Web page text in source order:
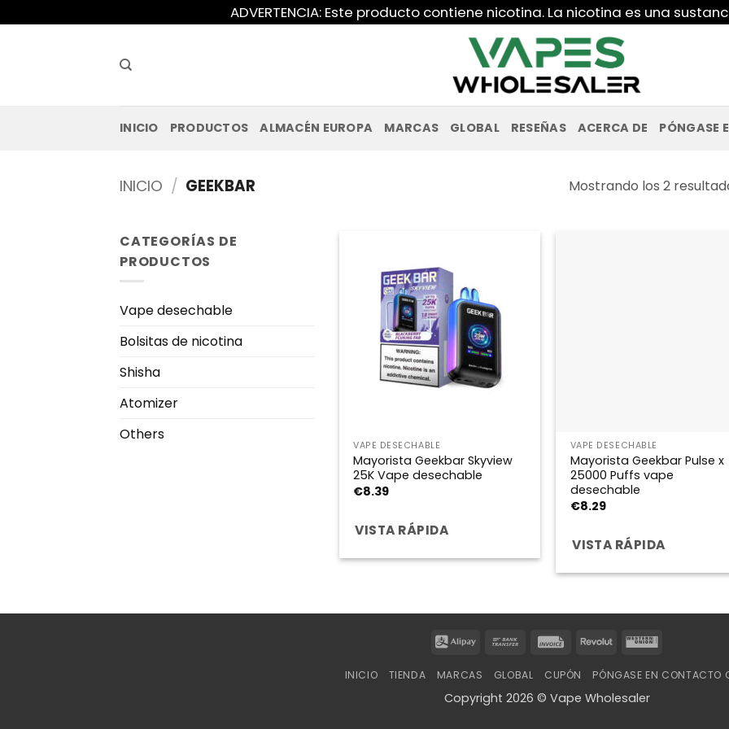
al
ADVERTENCIA: Este producto contiene nicotina. La nicotina es una
INICIO PRODUCTOS ALMACÉN EUROPA MARCAS GLOBAL RESEÑAS ACERCA DE PÓNGASE
INICIO / GEEKBAR Mostrando los 2
CATEGORÍAS DE
PRODUCTOS
Vape desechable
Bolsitas de nicotina
Shisha
Atomizer
Others
VAPE DESECHABLE
Mayorista Geekbar Skyview
25K Vape desechable
€8.39
VISTA RÁPIDA
VAPE DESECHABLE
Mayorista Geekbar Pulse x
25000 Puffs vape
desechable
€8.29
VISTA RÁPIDA
Alipay
Bank
Invoice RevolutWestern
INICIO TIENDA MARCAS GLOBAL CUPÓN PÓNGASE EN CONTACTO
Copyright 2026 © Vape Wholesaler